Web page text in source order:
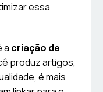
essa
a criação de
produz artigos,
é mais